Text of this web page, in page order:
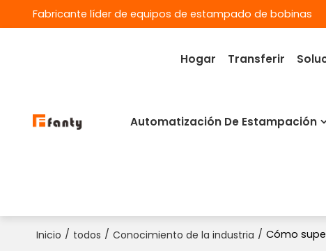
Fabricante líder de equipos de estampado de bobinas
Hogar Transferir
Automatización De Estampación
Inicio / todos / Conocimiento de la industria / Cómo